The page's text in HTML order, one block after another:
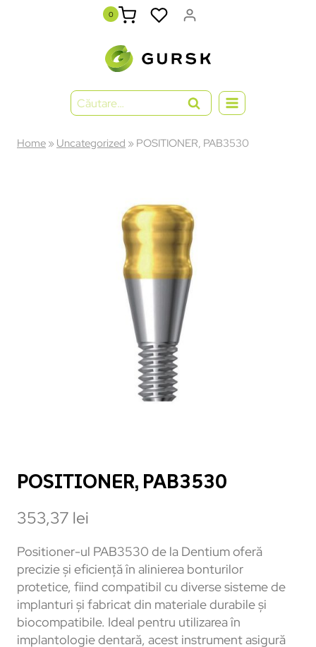
0
Home»Uncategorized »POSITIONER, PAB3530
POSITIONER, PAB3530
353,37 lei
Positioner-ul PAB3530 de la Dentium oferă
precizie și eficiență în alinierea bonturilor
protetice, fiind compatibil cu diverse sisteme de
implanturi și fabricat din materiale durabile și
biocompatibile. Ideal pentru utilizarea în
implantologie dentară, acest instrument asigură